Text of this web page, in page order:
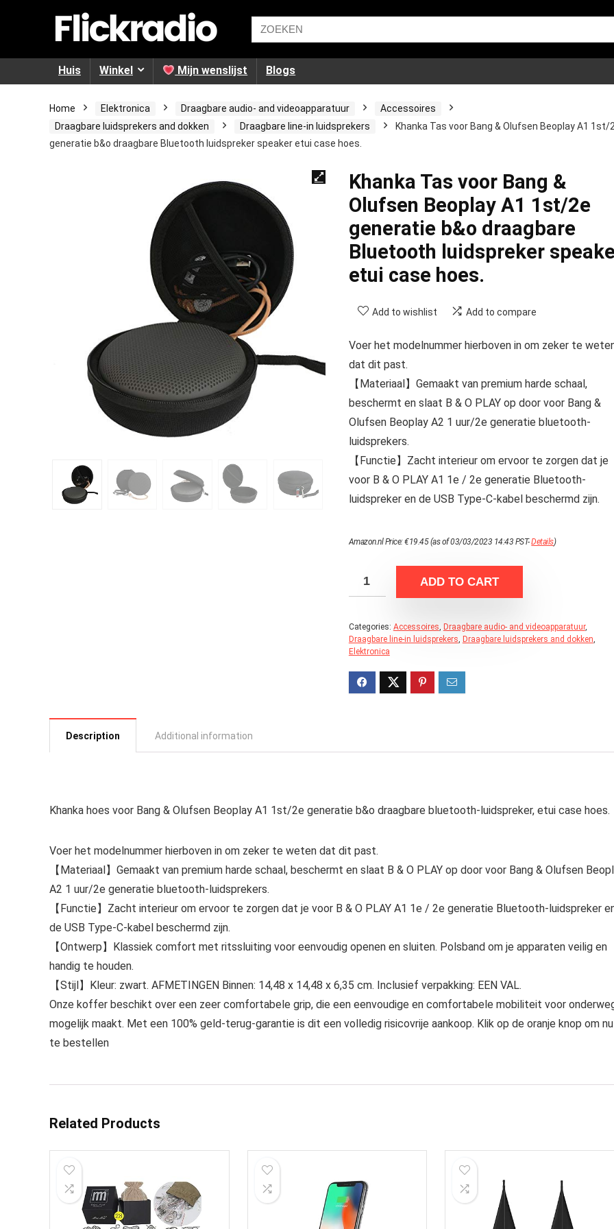
Huis Winkel Mijn wenslijst Blogs
Home Elektronica Draagbare audio- and videoapparatuur
Accessoires
Draagbare luidsprekers and dokken
Draagbare line-in luidsprekers
Khanka Tas voor Bang & Olufsen Beoplay A1 1st/
generatie b&o draagbare Bluetooth luidspreker speaker etui case hoes.
Khanka Tas voor Bang &
Olufsen Beoplay A1 1st/2e
generatie b&o draagbare
Bluetooth luidspreker
etui case hoes.
Add to wishlist Add to compare
Voer het modelnummer hierboven in om zeker te
dat dit past.
【Materiaal】Gemaakt van premium harde schaal,
beschermt en slaat B & O PLAY op door voor Bang &
Olufsen Beoplay A2 1 uur/2e generatie bluetooth-
luidsprekers.
【Functie】Zacht interieur om ervoor te zorgen dat je
voor B & O PLAY A1 1e / 2e generatie Bluetooth-
luidspreker en de USB Type-C-kabel beschermd zijn.
Amazon.nl Price:€19.45(as of 03/03/2023 14:43 PST-Details)
ADD TO CART
Categories: Accessoires, Draagbare audio- and videoapparatuur,
Draagbare line-in luidsprekers, Draagbare luidsprekers and dokken,
Elektronica
Description Additional information
Khanka hoes voor Bang & Olufsen Beoplay A1 1st/2e generatie b&o draagbare bluetooth-luidspreker, etui case hoes.
Voer het modelnummer hierboven in om zeker te weten dat dit past.
【Materiaal】Gemaakt van premium harde schaal, beschermt en slaat B & O PLAY op door voor Bang & Olufsen
A2 1 uur/2e generatie bluetooth-luidsprekers.
【Functie】Zacht interieur om ervoor te zorgen dat je voor B & O PLAY A1 1e / 2e generatie Bluetooth-luidspreker
de USB Type-C-kabel beschermd zijn.
【Ontwerp】Klassiek comfort met ritssluiting voor eenvoudig openen en sluiten. Polsband om je apparaten veilig en
handig te houden.
【Stijl】Kleur: zwart. AFMETINGEN Binnen: 14,48 x 14,48 x 6,35 cm. Inclusief verpakking: EEN VAL.
Onze koffer beschikt over een zeer comfortabele grip, die een eenvoudige en comfortabele mobiliteit voor
mogelijk maakt. Met een 100% geld-terug-garantie is dit een volledig risicovrije aankoop. Klik op de oranje knop om nu
te bestellen
Related Products